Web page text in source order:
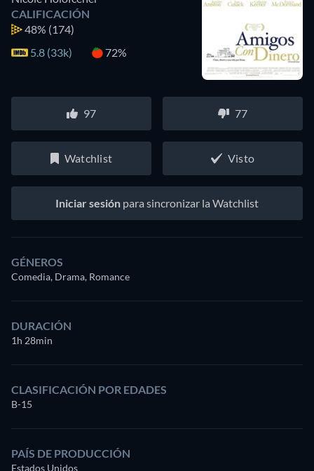
CALIFICACIÓN
48% (174)
5.8 (33k)
72%
97 77
Watchlist Visto
Iniciar sesión para sincronizar la Watchlist
GÉNEROS
Comedia, Drama, Romance
DURACIÓN
1h 28min
CLASIFICACIÓN POR EDADES
B-15
PAÍS DE PRODUCCIÓN
Estados Unidos